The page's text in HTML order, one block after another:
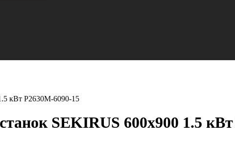
кВт P2630M-6090-15
SEKIRUS 600x900 1.5 кВт